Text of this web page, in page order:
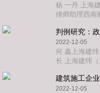
杨 一丹 上海
律师助理西南
工作等，致力
法律咨询
2022-12-05
何 鑫上海建
长 上海建纬
四川省财政厅
究会副秘书
2022-12-05